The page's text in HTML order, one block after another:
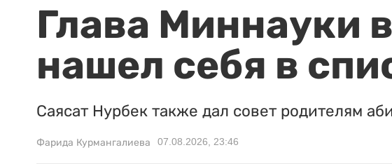
Глава Миннауки
нашел себя в
Саясат Нурбек также дал совет родителям
Фарида Курмангалиева 07.08.2026, 23:46